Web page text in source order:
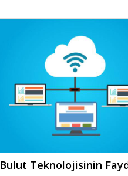
Bulut Teknolojisinin